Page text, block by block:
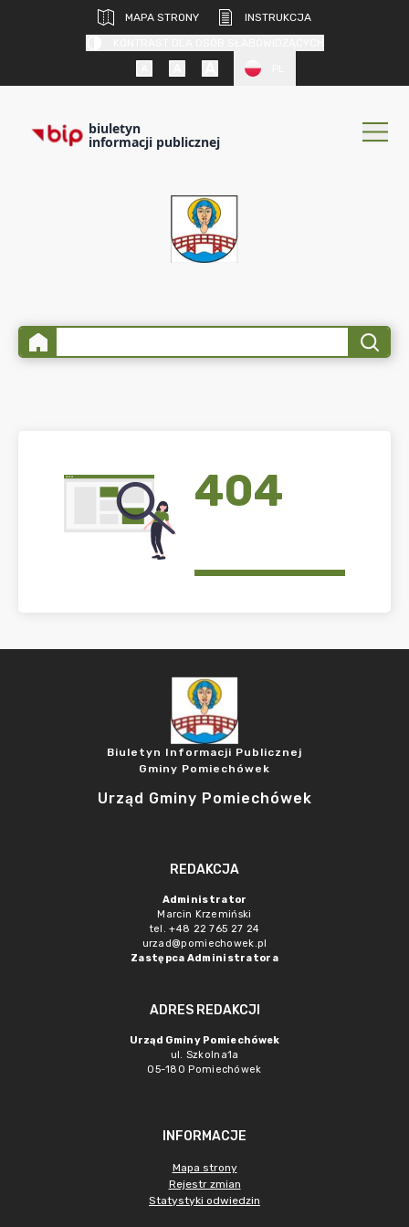
MAPA STRONY
INSTRUKCJA
biuletyn
informacji publicznej
404
Biuletyn Informacji Publicznej
Gminy Pomiechówek
Urząd Gminy Pomiechówek
REDAKCJA
Administrator
Marcin Krzemiński
tel. +48 22 765 27 24
urzad@pomiechowek.pl
Zastępca Administratora
ADRES REDAKCJI
Urząd Gminy Pomiechówek
ul. Szkolna1a
05-180 Pomiechówek
INFORMACJE
Mapa strony
Rejestr zmian
Statystyki odwiedzin